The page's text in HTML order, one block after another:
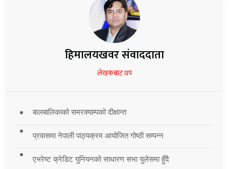
हिमालयखवर संवाददाता
लेखकबाट थप
बालबालिकाको समरक्याम्पको दीक्षान्त
प्रवासमा नेपाली पाठ्यक्रम आयोजित गोष्ठी सम्पन्न
एभरेष्ट क्रेडिट युनियनको साधारण सभा युलेसमा हुँदै